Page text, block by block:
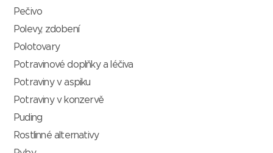
Pečivo
Polevy, zdobení
Polotovary
Potravinové doplňky a léčiva
Potraviny v aspiku
Potraviny v konzervě
Puding
Rostlinné alternativy